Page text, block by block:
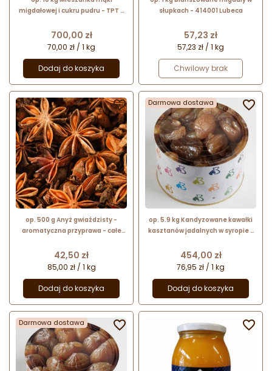
migdałowej i cukru pudru - TPT -
makaroników - Sosa Ingredients
Cena
700,00 zł
70,00 zł / 1 kg
Dodaj do koszyka
słupkach - 414001 Lubeca
Cena
57,23 zł
57,23 zł / 1 kg
Chwilowy brak
op. 500 g Anyż gwiaździsty -
aromatyczna przyprawa - całe
Cena
42,50 zł
85,00 zł / 1 kg
Dodaj do koszyka
 Darmowa dostawa
op. 5.9 kg Kandyzowane kawałki
kasztanów jadalnych w syropie -
- Pianetta di Barbieri
Cena
454,00 zł
76,95 zł / 1 kg
Dodaj do koszyka

Darmowa dostawa  